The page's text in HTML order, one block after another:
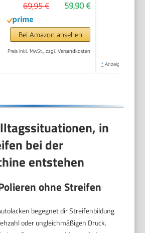
59,90 €
69,95 €
Bei Amazon ansehen
Preis inkl. MwSt., zzgl. Versandkosten
* Anzeige
in
bei der
entstehen
ohne Streifen
begegnet dir Streifenbildung
oder ungleichmäßigen Druck.